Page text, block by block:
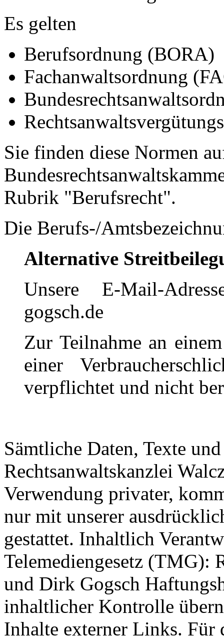
Es gelten
Berufsordnung (BORA)
Fachanwaltsordnung
Sie finden diese Normen
Rubrik "Berufsrecht".
Die Berufs-/
Alternative
Unsere E-Mail-
gogsch.de
Zur Teilnahme an
einer
verpflichtet und nicht
Sämtliche Daten, Texte
Rechtsanwaltskanzlei
Verwendung privater,
nur mit unserer
gestattet. Inhaltlich
Telemediengesetz (TMG):
und Dirk Gogsch
inhaltlicher Kontrolle
Inhalte externer Links. Für